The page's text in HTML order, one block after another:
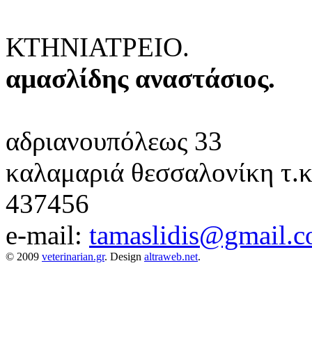
ΚΤΗΝΙΑΤΡΕΙΟ.
αμασλίδης αναστάσιος.
αδριανουπόλεως 33
καλαμαριά θεσσαλονίκη
437456
e-mail:
© 2009 veterinarian.gr. Design altraweb.net.